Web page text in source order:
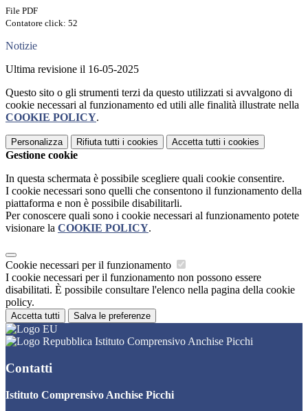
File PDF
Contatore click: 52
Notizie
Ultima revisione il 16-05-2025
Questo sito o gli strumenti terzi da questo utilizzati si avvalgono di
cookie necessari al funzionamento ed utili alle finalità illustrate nella
COOKIE POLICY.
Personalizza Rifiuta tutti i cookies Accetta tutti i cookies
Gestione cookie
In questa schermata è possibile scegliere quali cookie consentire.
I cookie necessari sono quelli che consentono il funzionamento della
piattaforma e non è possibile disabilitarli.
Per conoscere quali sono i cookie necessari al funzionamento potete
visionare la COOKIE POLICY.
Cookie necessari per il funzionamento
I cookie necessari per il funzionamento non possono essere
disabilitati. È possibile consultare l'elenco nella pagina della cookie
policy.
Accetta tutti Salva le preferenze
Istituto Comprensivo Anchise Picchi
Contatti
Istituto Comprensivo Anchise Picchi